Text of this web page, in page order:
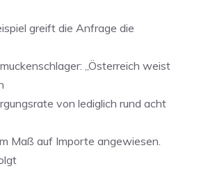
greift die Anfrage die
„Österreich weist
von lediglich rund acht
Maß auf Importe angewiesen.